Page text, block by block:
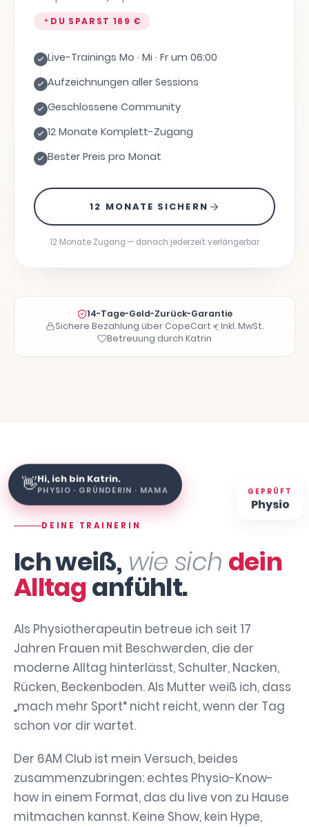
DU SPARST 169 €
Live-Trainings Mo · Mi · Fr um 06:00
Aufzeichnungen aller Sessions
Geschlossene Community
12 Monate Komplett-Zugang
Bester Preis pro Monat
12 MONATE SICHERN
12 Monate Zugang — danach jederzeit verlängerbar
14-Tage-Geld-Zurück-Garantie
Sichere Bezahlung über CopeCart
Inkl. MwSt.
Betreuung durch Katrin
👋Hi, ich bin Katrin.
PHYSIO · GRÜNDERIN · MAMA GEPRÜFT
Physio
DEINE TRAINERIN
Ich weiß, wie sich dein
Alltaganfühlt.
Als Physiotherapeutin betreue ich seit 17
Jahren Frauen mit Beschwerden, die der
moderne Alltag hinterlässt, Schulter, Nacken,
Rücken, Beckenboden. Als Mutter weiß ich, dass
„mach mehr Sport“ nicht reicht, wenn der Tag
schon vor dir wartet.
Der 6AM Club ist mein Versuch, beides
zusammenzubringen: echtes Physio-Know-
how in einem Format, das du live von zu Hause
mitmachen kannst. Keine Show, kein Hype,